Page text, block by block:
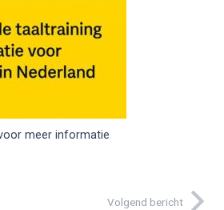
meer informatie
Volgend bericht